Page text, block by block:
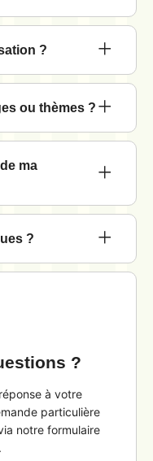
?
ou thèmes ?
ma
?
?
à votre
particulière
notre formulaire